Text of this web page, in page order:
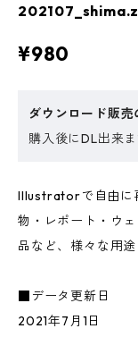
¥980
ダウンロード販売
購入後にDL出来
Illustratorで自由に
物・レポート・ウ
品など、様々な用
■データ更新日
2021年7月1日